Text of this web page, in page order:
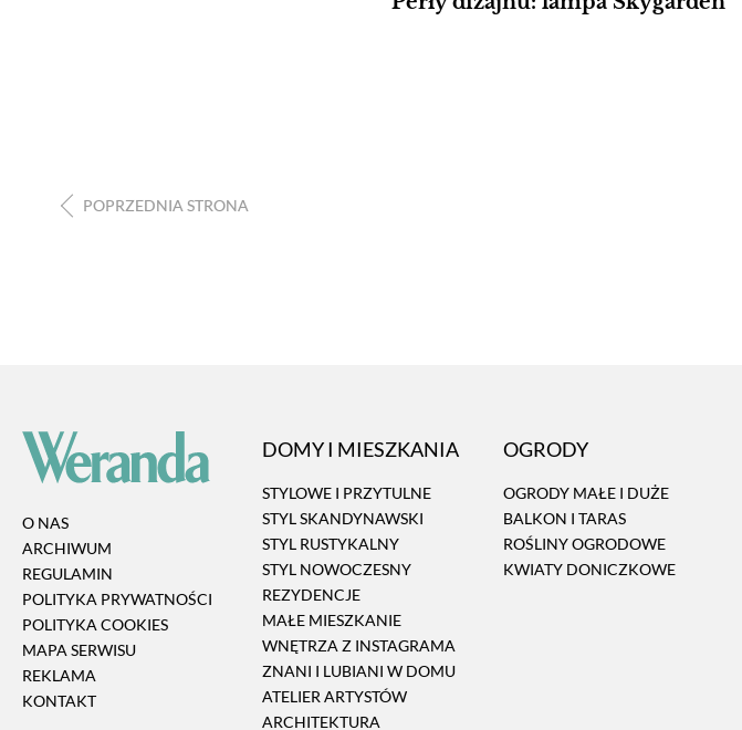
O NAS
ARCHIWUM
REGULAMIN
POLITYKA PRYWATNOŚCI
POLITYKA COOKIES
MAPA SERWISU
REKLAMA
KONTAKT
DOMY I MIESZKANIA
STYLOWE I PRZYTULNE
STYL SKANDYNAWSKI
STYL RUSTYKALNY
STYL NOWOCZESNY
REZYDENCJE
MAŁE MIESZKANIE
WNĘTRZA Z INSTAGRAMA
ZNANI I LUBIANI W DOMU
ATELIER ARTYSTÓW
ARCHITEKTURA
OGRODY
OGRODY MAŁE I DUŻE
BALKON I TARAS
ROŚLINY OGRODOWE
KWIATY DONICZKOWE